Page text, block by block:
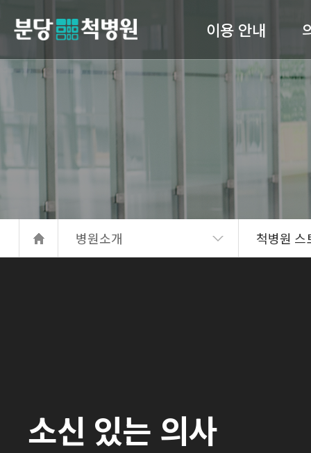
이용 안내
의료진 소개
입퇴원 수속
간호 간병 통합서비스
병원소개 척병원 스
소신 있는 의사